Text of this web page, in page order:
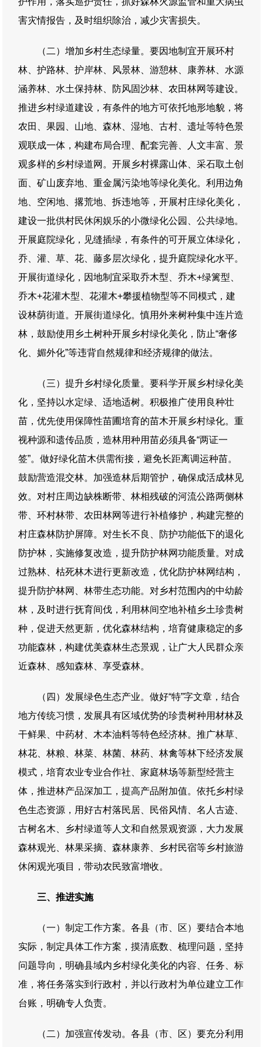
害灾情报告，及时组织除治，减少灾害损失。
（二）增加乡村生态绿量。要因地制宜开展环村
林、护路林、护岸林、风景林、游憩林、康养林、水源
涵养林、水土保持林、防风固沙林、农田林网等建设。
推进乡村绿道建设，有条件的地方可依托地形地貌，将
农田、果园、山地、森林、湿地、古村、遗址等特色景
观联成一体，构建布局合理、配套完善、人文丰富、景
观多样的乡村绿道网。开展乡村裸露山体、采石取土创
面、矿山废弃地、重金属污染地等绿化美化。利用边角
地、空闲地、撂荒地、拆违地等，开展村庄绿化美化，
建设一批供村民休闲娱乐的小微绿化公园、公共绿地。
开展庭院绿化，见缝插绿，有条件的可开展立体绿化，
乔、灌、草、花、藤多层次绿化，提升庭院绿化水平。
开展街道绿化，因地制宜采取乔木型、乔木+绿篱型、
乔木+花灌木型、花灌木+攀援植物型等不同模式，建
设林荫街道。开展街道绿化。慎用外来树种集中连片造
林，鼓励使用乡土树种开展乡村绿化美化，防止“奢侈
化、媚外化”等违背自然规律和经济规律的做法。
（三）提升乡村绿化质量。要科学开展乡村绿化美
化，坚持以水定绿、适地适树。积极推广使用良种壮
苗，优先使用保障性苗圃培育的苗木开展乡村绿化。重
视种源和遗传品质，造林用种用苗必须具备“两证一
签”。做好绿化苗木供需衔接，避免长距离调运种苗。
鼓励营造混交林。加强造林后期管护，确保成活成林见
效。对村庄周边缺株断带、林相残破的河流公路两侧林
带、环村林带、农田林网等进行补植修护，构建完整的
村庄森林防护屏障。对生长不良、防护功能低下的退化
防护林，实施修复改造，提升防护林网功能质量。对成
过熟林、枯死林木进行更新改造，优化防护林网结构，
提升防护林网、林带生态功能。对乡村范围内的中幼龄
林，及时进行抚育间伐，利用林间空地补植乡土珍贵树
种，促进天然更新，优化森林结构，培育健康稳定的多
功能森林，构建优美森林生态景观，让广大人民群众亲
近森林、感知森林、享受森林。
（四）发展绿色生态产业。做好“特”字文章，结合
地方传统习惯，发展具有区域优势的珍贵树种用材林及
干鲜果、中药材、木本油料等特色经济林。推广林草、
林花、林粮、林菜、林菌、林药、林禽等林下经济发展
模式，培育农业专业合作社、家庭林场等新型经营主
体，推进林产品深加工，提高产品附加值。依托乡村绿
色生态资源，用好古村落民居、民俗风情、名人古迹、
古树名木、乡村绿道等人文和自然景观资源，大力发展
森林观光、林果采摘、森林康养、乡村民宿等乡村旅游
休闲观光项目，带动农民致富增收。
三、推进实施
（一）制定工作方案。各县（市、区）要结合本地
实际，制定具体工作方案，摸清底数、梳理问题，坚持
问题导向，明确县域内乡村绿化美化的内容、任务、标
准，将任务落实到行政村，并以行政村为单位建立工作
台账，明确专人负责。
（二）加强宣传发动。各县（市、区）要充分利用